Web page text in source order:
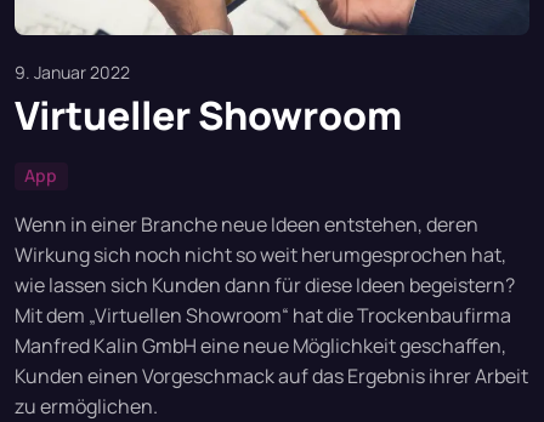
9. Januar 2022
Virtueller Showroom
App
Wenn in einer Branche neue Ideen entstehen, deren
Wirkung sich noch nicht so weit herumgesprochen hat,
wie lassen sich Kunden dann für diese Ideen begeistern?
Mit dem „Virtuellen Showroom“ hat die Trockenbaufirma
Manfred Kalin GmbH eine neue Möglichkeit geschaffen,
Kunden einen Vorgeschmack auf das Ergebnis ihrer Arbeit
zu ermöglichen.